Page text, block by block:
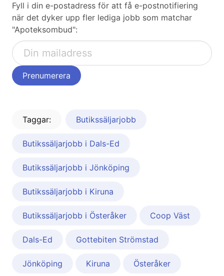
Fyll i din e-postadress för att få e-postnotifiering
när det dyker upp fler lediga jobb som matchar
"Apoteksombud":
Taggar: Butikssäljarjobb
Butikssäljarjobb i Dals-Ed
Butikssäljarjobb i Jönköping
Butikssäljarjobb i Kiruna
Butikssäljarjobb i Österåker Coop Väst
Dals-Ed Gottebiten Strömstad
Jönköping Kiruna Österåker